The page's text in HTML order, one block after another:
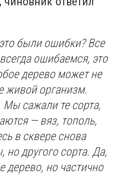
были ошибки? Все
ошибаемся, это
дерево может не
живой организм.
сажали те сорта,
— вяз, тополь,
в сквере снова
но другого сорта. Да,
дерево, но частично